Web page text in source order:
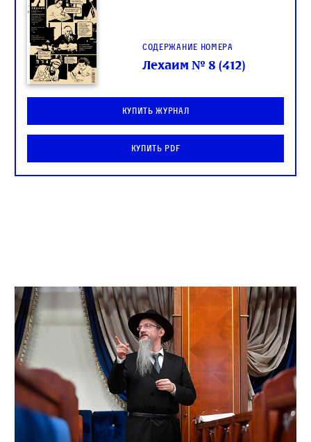
Содержание номера
Лехаим № 8 (412)
Купить журнал
Купить PDF